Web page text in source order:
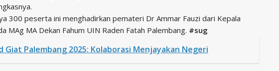
300 peserta ini menghadirkan pemateri Dr Ammar Fauzi dari Kepala
MAg MA Dekan Fahum UIN Raden Fatah Palembang. #sug
Giat Palembang 2025: Kolaborasi Menjayakan Negeri